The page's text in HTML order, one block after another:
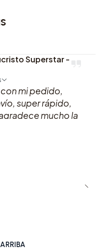
Superstar -
mi pedido,
super rápido,
mucho la
hacia los